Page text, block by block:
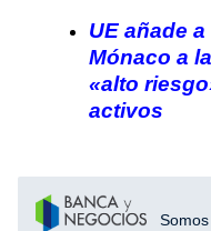
UE añade
Mónaco a
«alto
activos